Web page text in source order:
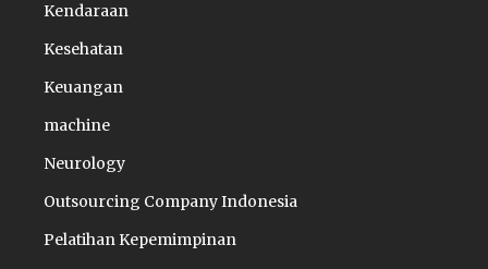
Kendaraan
Kesehatan
Keuangan
machine
Neurology
Outsourcing Company Indonesia
Pelatihan Kepemimpinan